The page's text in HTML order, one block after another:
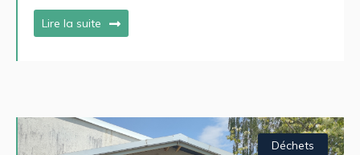
Lire la suite
Déchets